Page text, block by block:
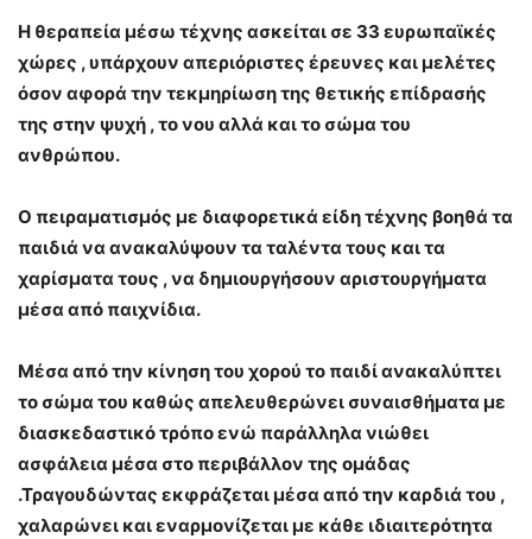
H θεραπεία μέσω τέχνης ασκείται σε 33 ευρωπαϊκές
χώρες , υπάρχουν απεριόριστες έρευνες και μελέτες
όσον αφορά την τεκμηρίωση της θετικής επίδρασής
της στην ψυχή , το νου αλλά και το σώμα του
ανθρώπου.
Ο πειραματισμός με διαφορετικά είδη τέχνης βοηθά τα
παιδιά να ανακαλύψουν τα ταλέντα τους και τα
χαρίσματα τους , να δημιουργήσουν αριστουργήματα
μέσα από παιχνίδια.
Μέσα από την κίνηση του χορού το παιδί ανακαλύπτει
το σώμα του καθώς απελευθερώνει συναισθήματα με
διασκεδαστικό τρόπο ενώ παράλληλα νιώθει
ασφάλεια μέσα στο περιβάλλον της ομάδας
.Τραγουδώντας εκφράζεται μέσα από την καρδιά του ,
χαλαρώνει και εναρμονίζεται με κάθε ιδιαιτερότητα